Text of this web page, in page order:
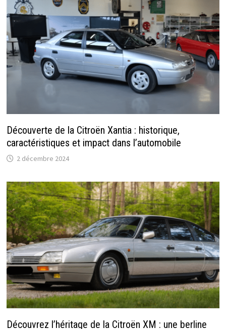
Découverte de la Citroën Xantia : historique,
caractéristiques et impact dans l’automobile
2 décembre 2024
Découvrez l’héritage de la Citroën XM : une berline